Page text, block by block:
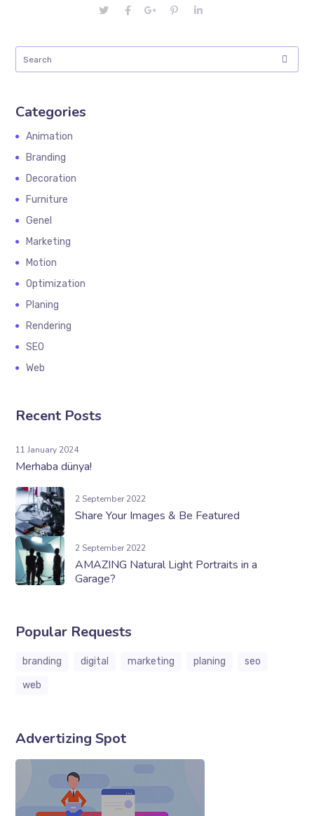
Categories
Animation
Branding
Decoration
Furniture
Genel
Marketing
Motion
Optimization
Planing
Rendering
SEO
Web
Recent Posts
11 January 2024
Merhaba dünya!
2 September 2022
Share Your Images & Be Featured
2 September 2022
AMAZING Natural Light Portraits in a
Garage?
Popular Requests
branding digital marketing planing
seo
web
Advertizing Spot